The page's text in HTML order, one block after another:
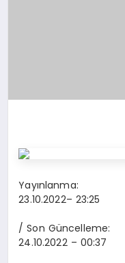
Yayınlanma:
23.10.2022– 23:25
/ Son Güncelleme:
24.10.2022– 00:37